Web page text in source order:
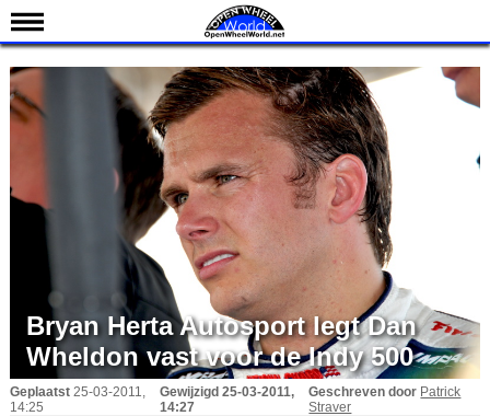
Nieuws
Kalender
Coureurs
Teams
Indy 500
English
Bryan Herta Autosport legt Dan
Wheldon vast voor de Indy 500
Geplaatst 25-03-2011,
14:25
Gewijzigd 25-03-2011,
14:27
Geschreven door Patrick
Straver